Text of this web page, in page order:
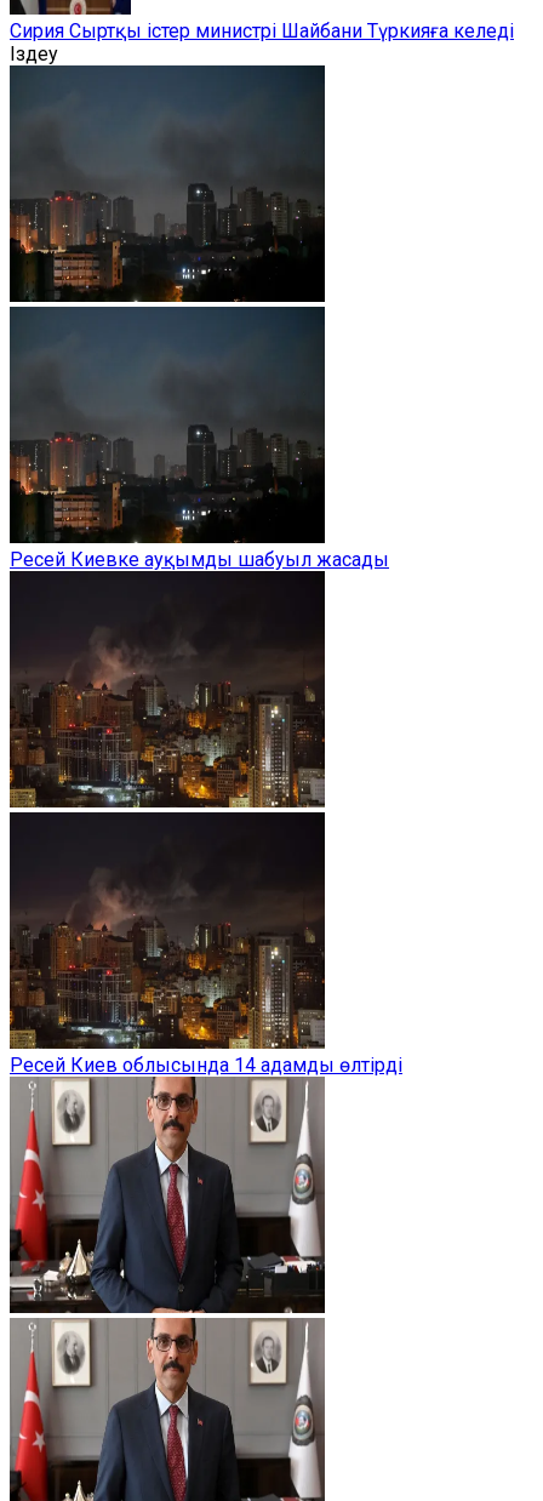
Сирия Сыртқы істер министрі Шайбани Түркияға келеді
Іздеу
Ресей Киевке ауқымды шабуыл жасады
Ресей Киев облысында 14 адамды өлтірді